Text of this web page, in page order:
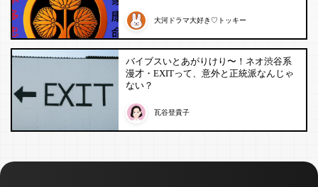
大河ドラマ大好き♡トッキー
バイブスいとあがりけり〜！ネオ渋谷系
漫才・EXITって、意外と正統派なんじゃ
ない？
瓦谷登貴子